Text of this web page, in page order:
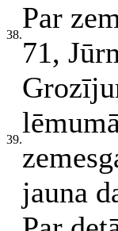
38.
Par
71,
39.
lēmumā
jauna